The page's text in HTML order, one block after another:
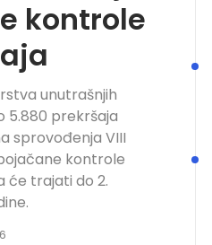
kontrole
unutrašnjih
5.880 prekršaja
sprovođenja VIII
kontrole
će trajati do 2.